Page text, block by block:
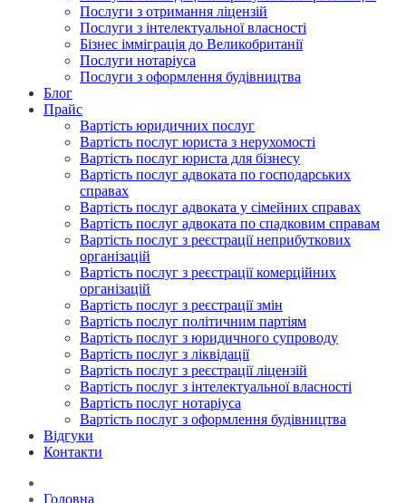
Послуги з отримання ліцензій
Послуги з інтелектуальної власності
Бізнес імміграція до Великобританії
Послуги нотаріуса
Послуги з оформлення будівництва
Блог
Прайс
Вартість юридичних послуг
Вартість послуг юриста з нерухомості
Вартість послуг юриста для бізнесу
Вартість послуг адвоката по господарських
справах
Вартість послуг адвоката у сімейних справах
Вартість послуг адвоката по спадковим справам
Вартість послуг з реєстрації неприбуткових
організацій
Вартість послуг з реєстрації комерційних
організацій
Вартість послуг з реєстрації змін
Вартість послуг політичним партіям
Вартість послуг з юридичного супроводу
Вартість послуг з ліквідації
Вартість послуг з реєстрації ліцензій
Вартість послуг з інтелектуальної власності
Вартість послуг нотаріуса
Вартість послуг з оформлення будівництва
Відгуки
Контакти
Головна